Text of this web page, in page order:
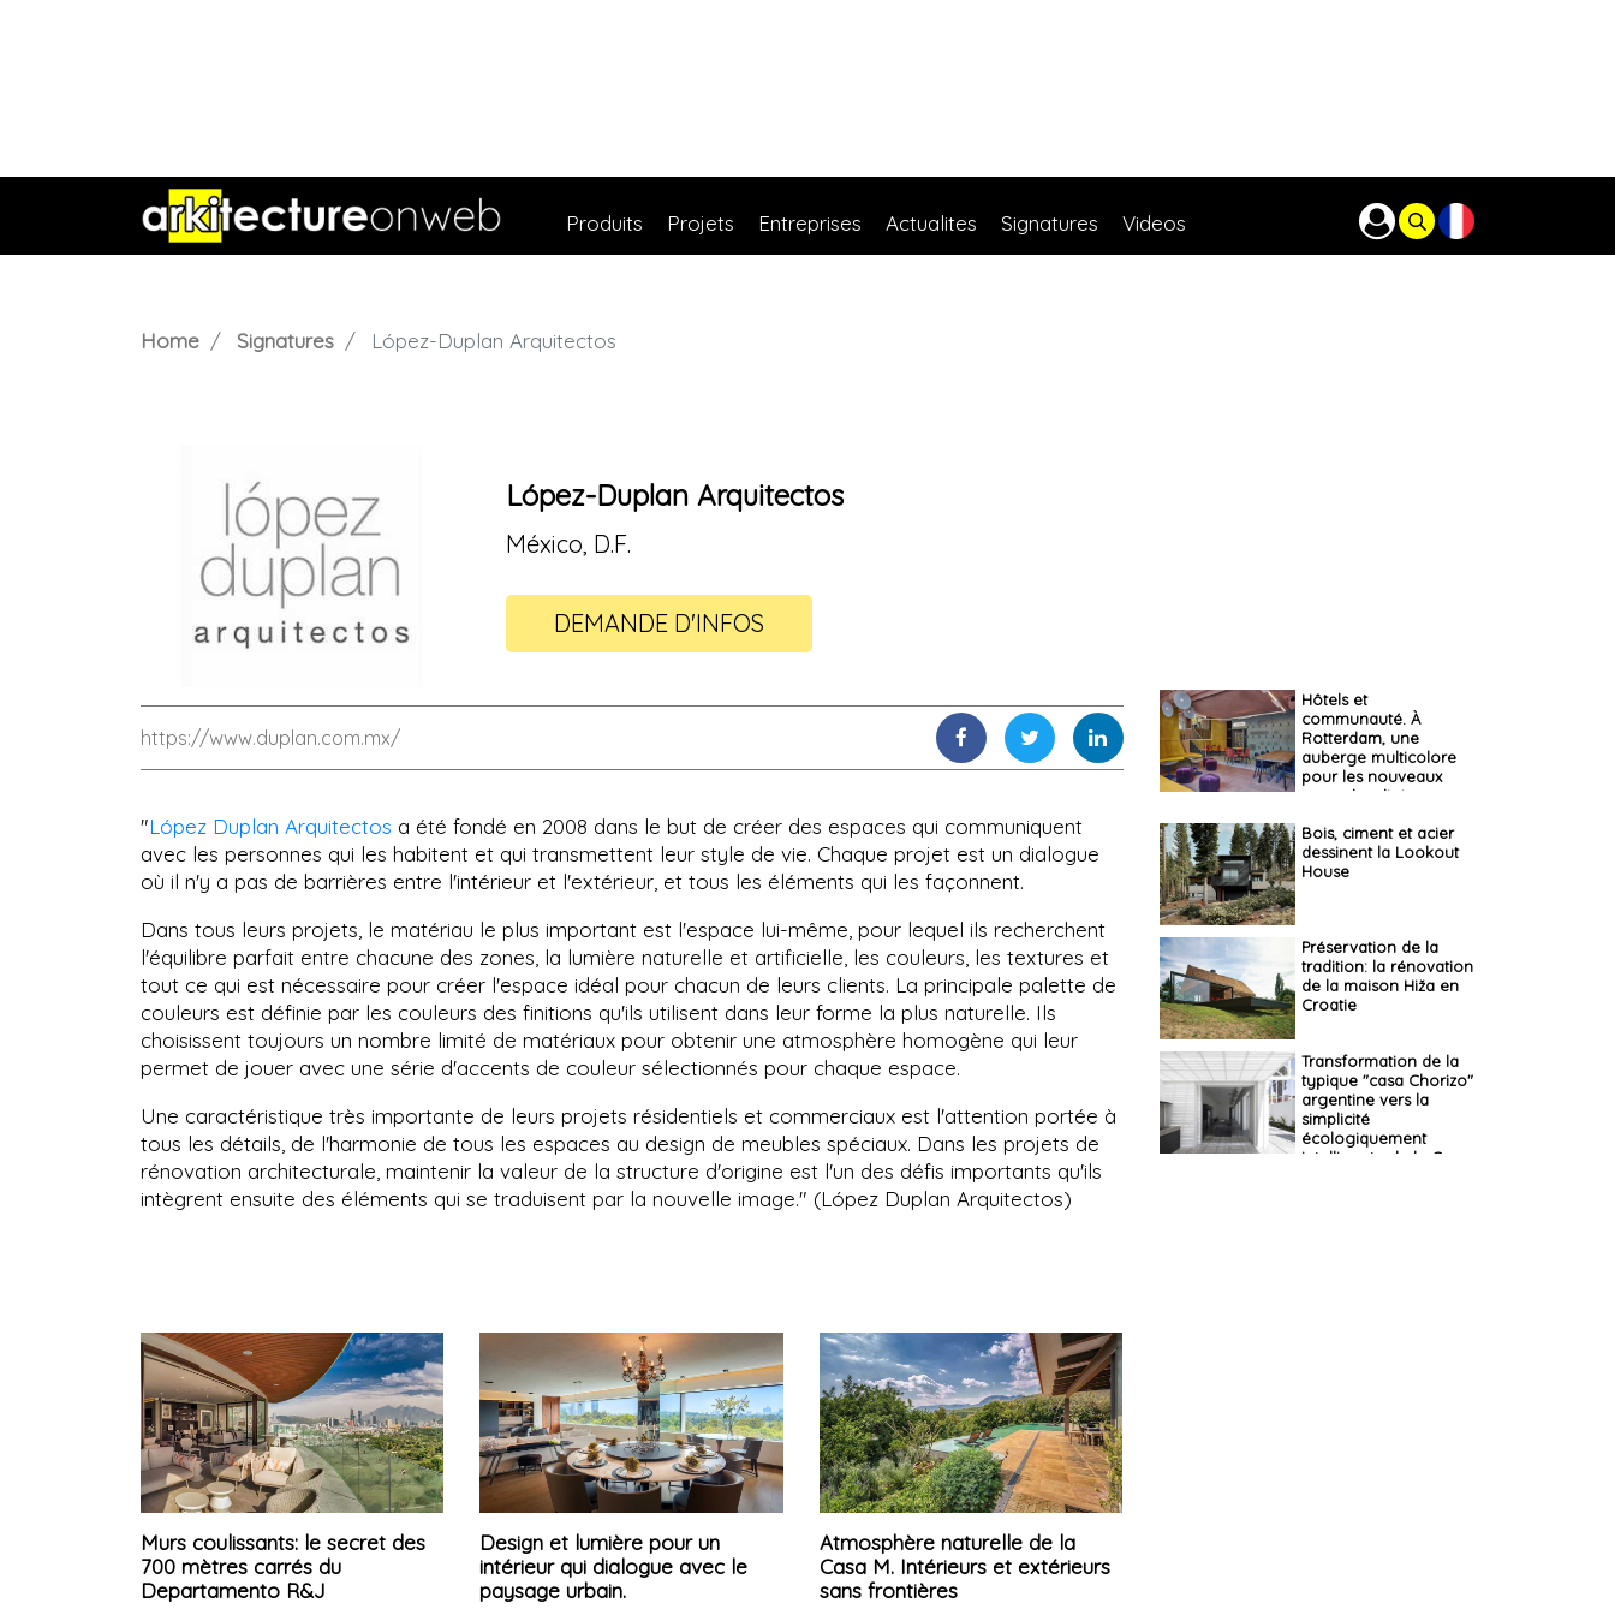
Produits Projets Entreprises Actualites Signatures Videos
Home Signatures López-Duplan Arquitectos
López-Duplan Arquitectos
México, D.F.
DEMANDE D'INFOS
https://www.duplan.com.mx/
"López Duplan Arquitectos a été fondé en 2008 dans le but de créer des espaces qui communiquent
avec les personnes qui les habitent et qui transmettent leur style de vie. Chaque projet est un dialogue
où il n'y a pas de barrières entre l'intérieur et l'extérieur, et tous les éléments qui les façonnent.
Dans tous leurs projets, le matériau le plus important est l'espace lui-même, pour lequel ils recherchent
l'équilibre parfait entre chacune des zones, la lumière naturelle et artificielle, les couleurs, les textures et
tout ce qui est nécessaire pour créer l'espace idéal pour chacun de leurs clients. La principale palette de
couleurs est définie par les couleurs des finitions qu'ils utilisent dans leur forme la plus naturelle. Ils
choisissent toujours un nombre limité de matériaux pour obtenir une atmosphère homogène qui leur
permet de jouer avec une série d'accents de couleur sélectionnés pour chaque espace.
Une caractéristique très importante de leurs projets résidentiels et commerciaux est l'attention portée à
tous les détails, de l'harmonie de tous les espaces au design de meubles spéciaux. Dans les projets de
rénovation architecturale, maintenir la valeur de la structure d'origine est l'un des défis importants qu'ils
intègrent ensuite des éléments qui se traduisent par la nouvelle image." (López Duplan Arquitectos)
Murs coulissants: le secret des
700 mètres carrés du
Departamento R&J
Design et lumière pour un
intérieur qui dialogue avec le
paysage urbain.
Atmosphère naturelle de la
Casa M. Intérieurs et extérieurs
sans frontières
Hôtels et
communauté. À
Rotterdam, une
auberge multicolore
pour les nouveaux
nomades digitaux.
Bois, ciment et acier
dessinent la Lookout
House
Préservation de la
tradition: la rénovation
de la maison Hiža en
Croatie
Transformation de la
typique "casa Chorizo"
argentine vers la
simplicité
écologiquement
intelligente de la Casa